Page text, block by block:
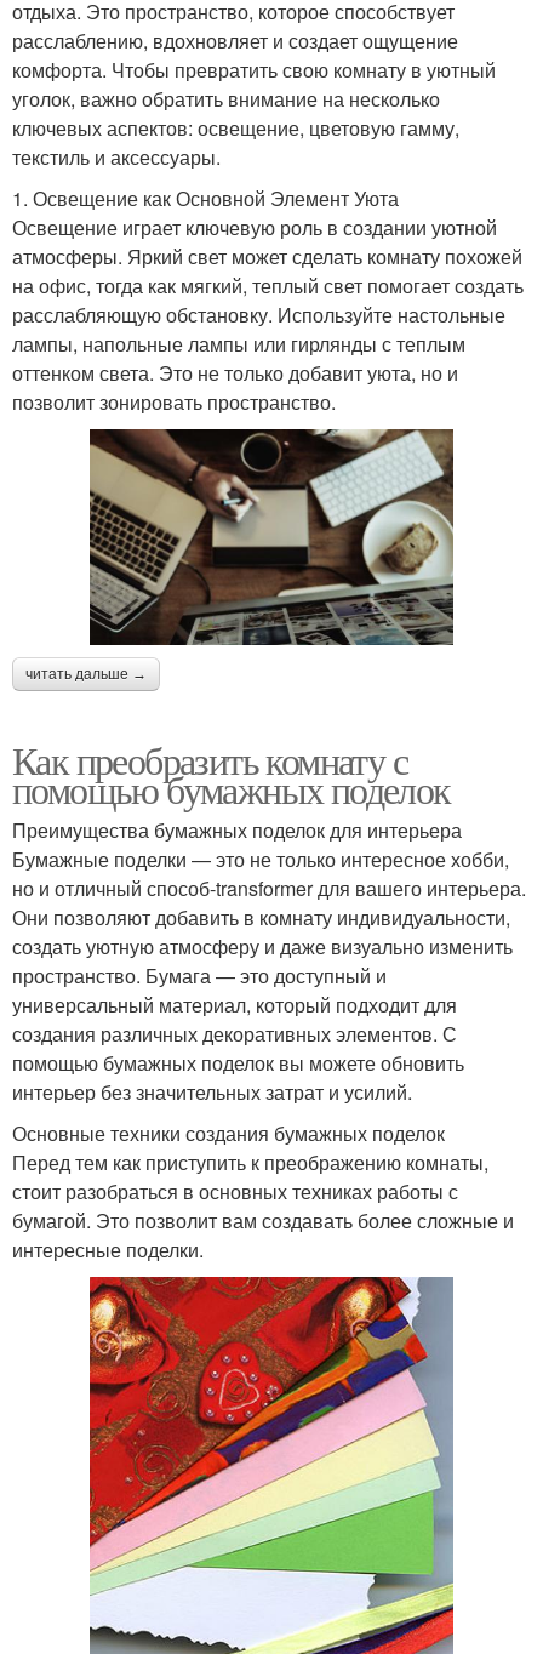
отдыха. Это пространство, которое способствует
расслаблению, вдохновляет и создает ощущение
комфорта. Чтобы превратить свою комнату в уютный
уголок, важно обратить внимание на несколько
ключевых аспектов: освещение, цветовую гамму,
текстиль и аксессуары.
1. Освещение как Основной Элемент Уюта
Освещение играет ключевую роль в создании уютной
атмосферы. Яркий свет может сделать комнату похожей
на офис, тогда как мягкий, теплый свет помогает создать
расслабляющую обстановку. Используйте настольные
лампы, напольные лампы или гирлянды с теплым
оттенком света. Это не только добавит уюта, но и
позволит зонировать пространство.
читать дальше →
Как преобразить комнату с
помощью бумажных поделок
Преимущества бумажных поделок для интерьера
Бумажные поделки — это не только интересное хобби,
но и отличный способ-transformer для вашего интерьера.
Они позволяют добавить в комнату индивидуальности,
создать уютную атмосферу и даже визуально изменить
пространство. Бумага — это доступный и
универсальный материал, который подходит для
создания различных декоративных элементов. С
помощью бумажных поделок вы можете обновить
интерьер без значительных затрат и усилий.
Основные техники создания бумажных поделок
Перед тем как приступить к преображению комнаты,
стоит разобраться в основных техниках работы с
бумагой. Это позволит вам создавать более сложные и
интересные поделки.